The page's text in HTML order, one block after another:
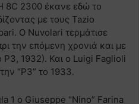
8C 2300 έκανε εδώ το
με τους Tazio
Ο Nuvolari τερμάτισε
την επόμενη χρονιά και με
P3, 1932). Και ο Luigi Faglioli
“P3” το 1933.
1 o Giuseppe “Nino” Farina